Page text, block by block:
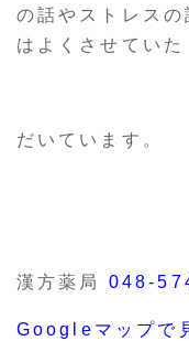
の話やストレス
はよくさせていた
だいています。
漢方薬局 048-
Googleマップで